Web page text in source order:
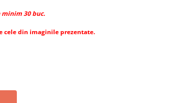
30 buc.
cele din imaginile prezentate.